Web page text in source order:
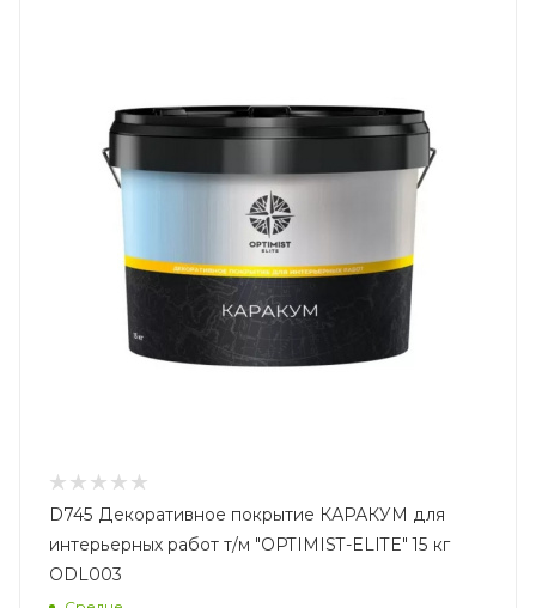
D745 Декоративное покрытие КАРАКУМ для
интерьерных работ т/м "OPTIMIST-ELITE" 15 кг
ODL003